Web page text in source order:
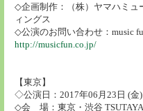
◇企画制作：（株）ヤマハミュ
ィングス
◇公演のお問い合わせ：music
http://musicfun.co.jp/
【東京】
◇公演日：2017年06月23日 (金)
◇会 場：東京・渋谷 TSUTAYA